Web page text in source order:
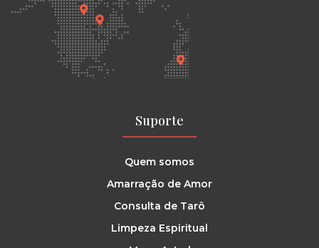
Suporte
Quem somos
Amarração de Amor
Consulta de Tarô
Limpeza Espiritual